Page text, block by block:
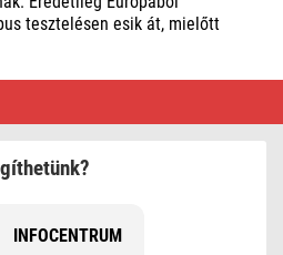
tesztelésen esik át, mielőtt
INFOCENTRUM